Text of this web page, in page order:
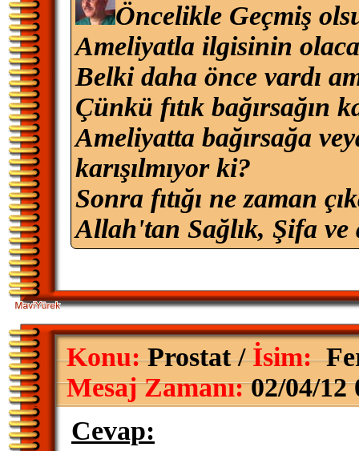
Öncelikle Geçmiş
Ameliyatla ilgisinin
Belki daha önce vardı
Çünkü fıtık bağırsağın
Ameliyatta bağırsağa
karışılmıyor ki?
Sonra fıtığı ne zaman
Allah'tan Sağlık, Şifa
Konu:Prostat /İsim:
Mesaj Zamanı:02/04/12
Cevap: